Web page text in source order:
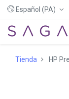
Español (PA)
Tienda HP